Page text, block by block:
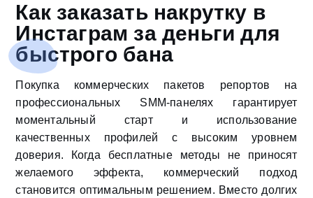
Как заказать накрутку в
Инстаграм за деньги для
быстрого бана
Покупка коммерческих пакетов репортов на
профессиональных SMM-панелях гарантирует
моментальный старт и использование
качественных профилей с высоким уровнем
доверия. Когда бесплатные методы не приносят
желаемого эффекта, коммерческий подход
становится оптимальным решением. Вместо долгих